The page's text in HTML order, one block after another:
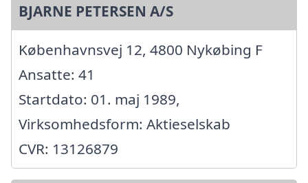
BJARNE PETERSEN A/S
Københavnsvej 12, 4800 Nykøbing F
Ansatte: 41
Startdato: 01. maj 1989,
Virksomhedsform: Aktieselskab
CVR: 13126879